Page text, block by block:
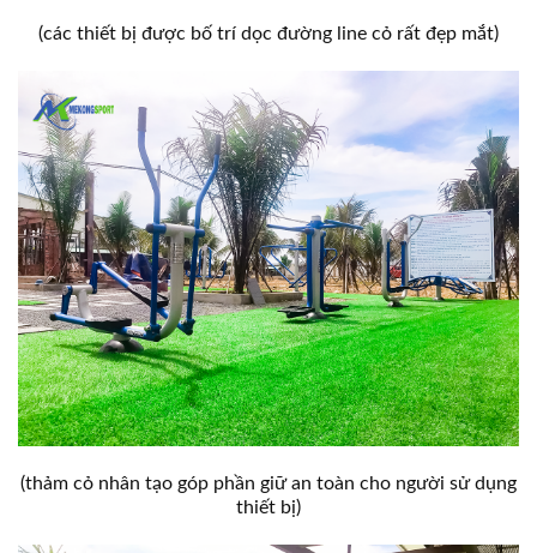
(các thiết bị được bố trí dọc đường line cỏ rất đẹp mắt)
(thảm cỏ nhân tạo góp phần giữ an toàn cho người sử dụng
thiết bị)